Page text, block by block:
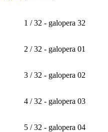
1 / 32 - galopera 32
2 / 32 - galopera 01
3 / 32 - galopera 02
4 / 32 - galopera 03
5 / 32 - galopera 04